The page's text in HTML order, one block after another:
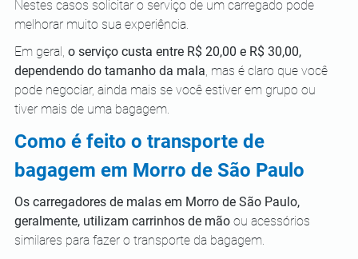
Nestes casos solicitar o serviço de um carregado pode
melhorar muito sua experiência.
Em geral, o serviço custa entre R$ 20,00 e R$ 30,00,
dependendo do tamanho da mala, mas é claro que você
pode negociar, ainda mais se você estiver em grupo ou
tiver mais de uma bagagem.
Como é feito o transporte de
bagagem em Morro de São Paulo
Os carregadores de malas em Morro de São Paulo,
geralmente, utilizam carrinhos de mão ou acessórios
similares para fazer o transporte da bagagem.